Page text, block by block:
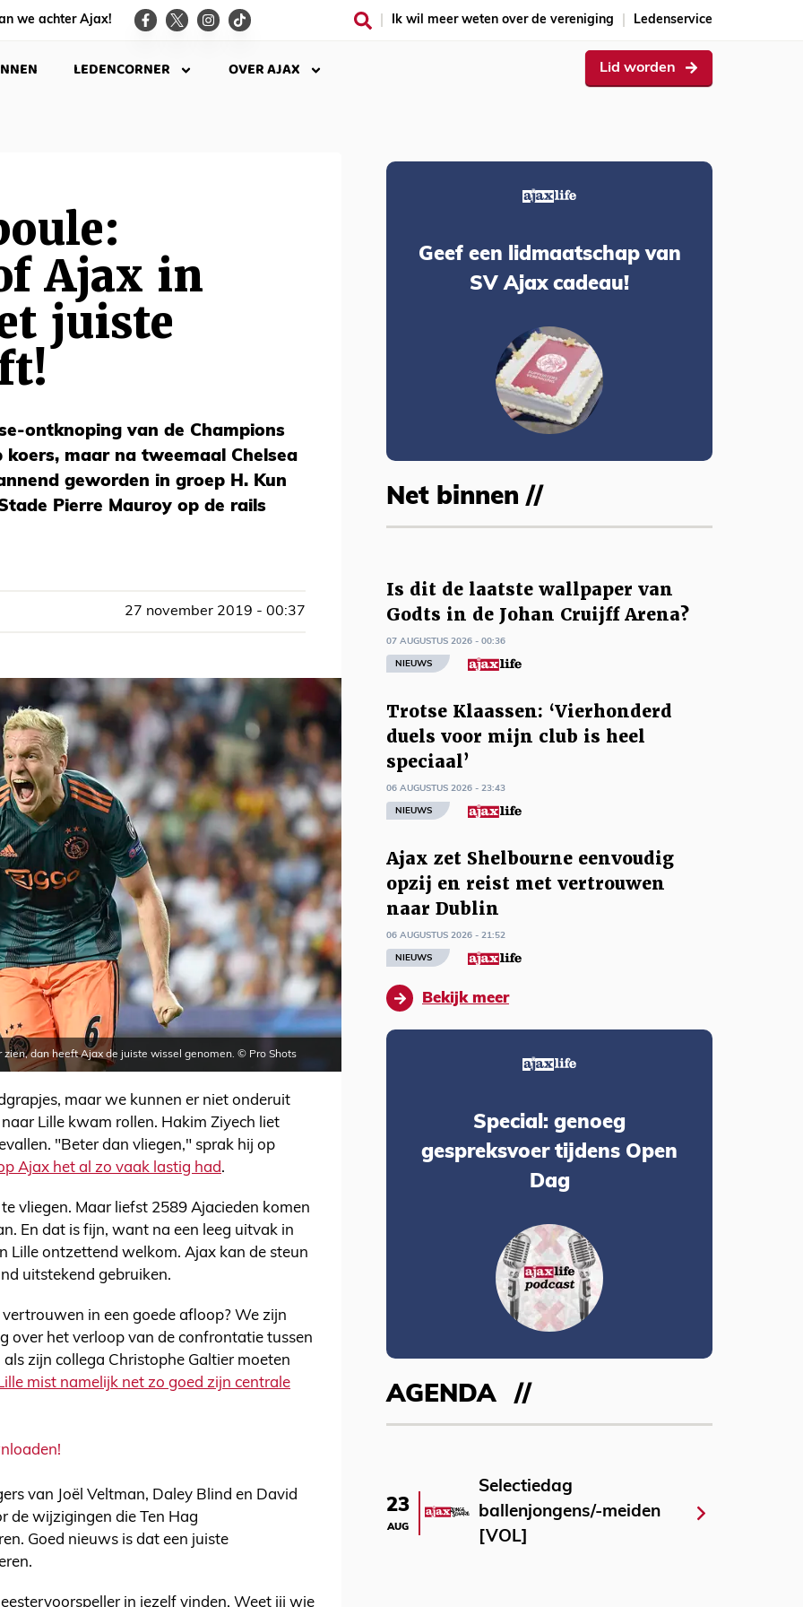
we achter Ajax! Ik wil meer weten over de vereniging Ledenservice
LEDENCORNER OVER AJAX Lid worden
Ajax in
juiste
ontknoping van de Champions
koers, maar na tweemaal Chelsea
geworden in groep H. Kun
Pierre Mauroy op de rails
27 november 2019 - 00:37
dan heeft Ajax de juiste wissel genomen. © Pro Shots
maar we kunnen er niet onderuit
Lille kwam rollen. Hakim Ziyech liet
"Beter dan vliegen," sprak hij op
Ajax het al zo vaak lastig had.
vliegen. Maar liefst 2589 Ajacieden komen
En dat is fijn, want na een leeg uitvak in
Lille ontzettend welkom. Ajax kan de steun
uitstekend gebruiken.
in een goede afloop? We zijn
over het verloop van de confrontatie tussen
zijn collega Christophe Galtier moeten
mist namelijk net zo goed zijn centrale
van Joël Veltman, Daley Blind en David
de wijzigingen die Ten Hag
Goed nieuws is dat een juiste
in jezelf vinden. Weet jij wie
Geef een lidmaatschap van
SV Ajax cadeau!
Net binnen //
Is dit de laatste wallpaper van
Godts in de Johan Cruijff Arena?
07 AUGUSTUS 2026 - 00:36
NIEUWS
Trotse Klaassen: ‘Vierhonderd
duels voor mijn club is heel
speciaal’
06 AUGUSTUS 2026 - 23:43
NIEUWS
Ajax zet Shelbourne eenvoudig
opzij en reist met vertrouwen
naar Dublin
06 AUGUSTUS 2026 - 21:52
NIEUWS
Bekijk meer
Special: genoeg
gespreksvoer tijdens Open
Dag
AGENDA
23
AUG
Selectiedag
ballenjongens/-meiden
[VOL]